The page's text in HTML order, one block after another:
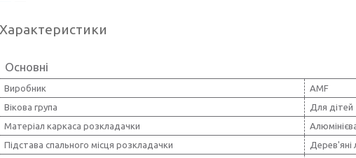
Характеристики
Основні
Виробник
AMF
Вікова група
Для
Матеріал каркаса розкладачки
Підстава спального місця розкладачки
Дерев'яні